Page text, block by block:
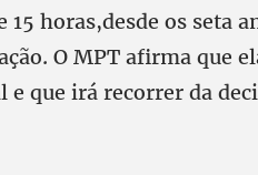
horas,desde os seta
O MPT afirma que
e que irá recorrer da